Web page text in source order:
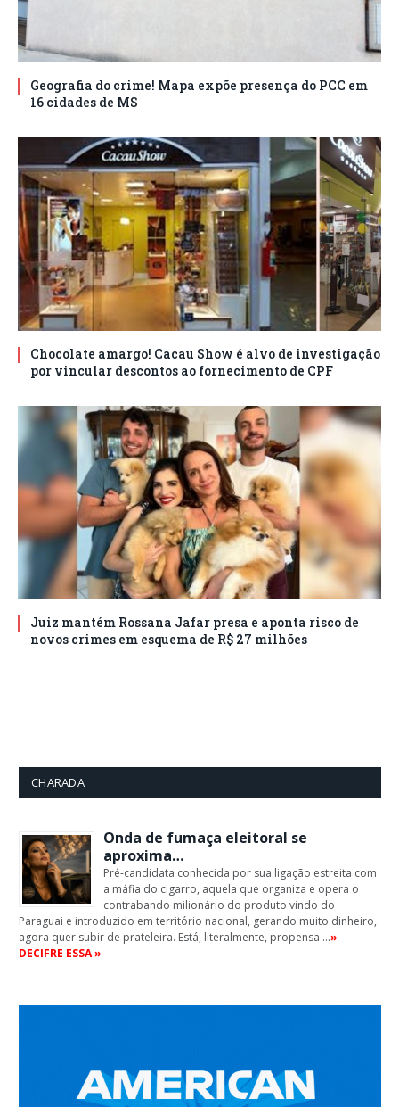
Geografia do crime! Mapa expõe presença do PCC em
16 cidades de MS
Chocolate amargo! Cacau Show é alvo de investigação
por vincular descontos ao fornecimento de CPF
Juiz mantém Rossana Jafar presa e aponta risco de
novos crimes em esquema de R$ 27 milhões
CHARADA
Onda de fumaça eleitoral se
aproxima…
Pré-candidata conhecida por sua ligação estreita com
a máfia do cigarro, aquela que organiza e opera o
contrabando milionário do produto vindo do
Paraguai e introduzido em território nacional, gerando muito dinheiro,
agora quer subir de prateleira. Está, literalmente, propensa …»
DECIFRE ESSA »